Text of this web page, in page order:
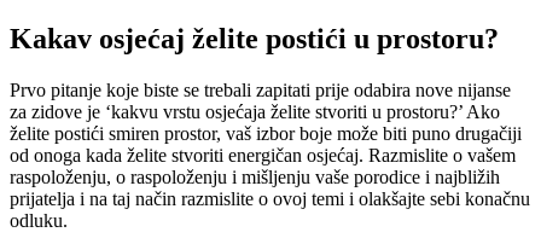
Kakav osjećaj želite postići u prostoru?
Prvo pitanje koje biste se trebali zapitati prije odabira nove nijanse
za zidove je ‘kakvu vrstu osjećaja želite stvoriti u prostoru?’ Ako
želite postići smiren prostor, vaš izbor boje može biti puno drugačiji
od onoga kada želite stvoriti energičan osjećaj. Razmislite o vašem
raspoloženju, o raspoloženju i mišljenju vaše porodice i najbližih
prijatelja i na taj način razmislite o ovoj temi i olakšajte sebi konačnu
odluku.